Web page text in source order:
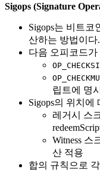
Sigops (Signature
Sigops는 비트코
산하는 방법이다.
다음 오피코드가
립트에 명
Sigops의 위치에
레거시 스
Witness 스
산 적용
합의 규칙으로